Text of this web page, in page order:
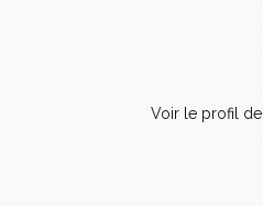
Voir le profil de